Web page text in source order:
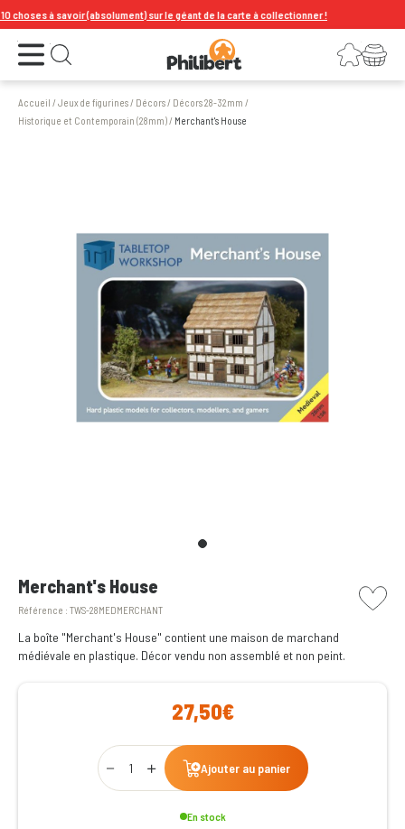
à savoir (absolument) sur le géant de la carte à collectionner !
Ouvrir le menu Ouvrir la recherche Connexion
Votre panier
Accueil /Jeux de figurines/ Décors/ Décors 28-32mm /
Historique et Contemporain (28mm)/ Merchant's House
Merchant's House
Référence : TWS-28MEDMERCHANT
picto
La boîte "Merchant's House" contient une maison de marchand
médiévale en plastique. Décor vendu non assemblé et non peint.
27,50€
Qty
Ajouter au panier
En stock